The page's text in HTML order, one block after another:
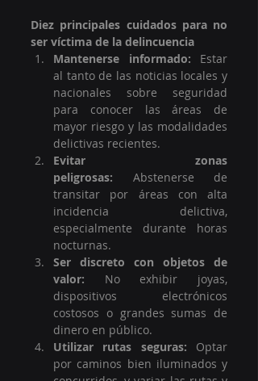
Diez principales cuidados para no
ser víctima de la delincuencia
Mantenerse informado: Estar
al tanto de las noticias locales y
nacionales sobre seguridad
para conocer las áreas de
mayor riesgo y las modalidades
delictivas recientes.
Evitar zonas
peligrosas: Abstenerse de
transitar por áreas con alta
incidencia delictiva,
especialmente durante horas
nocturnas.
Ser discreto con objetos de
valor: No exhibir joyas,
dispositivos electrónicos
costosos o grandes sumas de
dinero en público.
Utilizar rutas seguras: Optar
por caminos bien iluminados y